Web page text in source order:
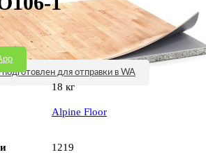
для отправки в WA
18 кг
Alpine Floor
1219